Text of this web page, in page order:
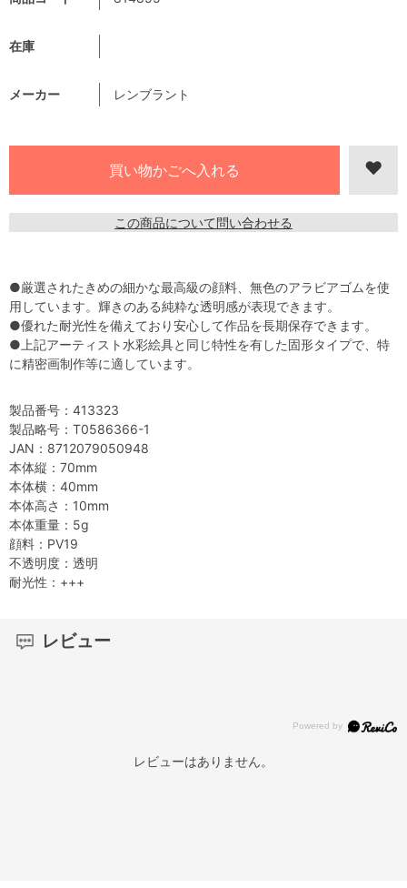
在庫
メーカー レンブラント
この商品について問い合わせる
●厳選されたきめの細かな最高級の顔料、無色のアラビアゴムを使
用しています。輝きのある純粋な透明感が表現できます。
●優れた耐光性を備えており安心して作品を長期保存できます。
●上記アーティスト水彩絵具と同じ特性を有した固形タイプで、特
に精密画制作等に適しています。
製品番号：413323
製品略号：T0586366-1
JAN：8712079050948
本体縦：70mm
本体横：40mm
本体高さ：10mm
本体重量：5g
顔料：PV19
不透明度：透明
耐光性：+++
レビュー
レビューはありません。